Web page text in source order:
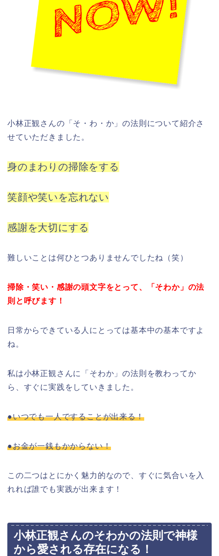
小林正観さんの「そ・わ・か」の法則について紹介さ
せていただきました。
身のまわりの掃除をする
笑顔や笑いを忘れない
感謝を大切にする
難しいことは何ひとつありませんでしたね（笑）
掃除・笑い・感謝の頭文字をとって、「そわか」の法
則と呼びます！
日常からできている人にとっては基本中の基本ですよ
ね。
私は小林正観さんに「そわか」の法則を教わってか
ら、すぐに実践をしていきました。
●いつでも一人ですることが出来る！
●お金が一銭もかからない！
この二つはとにかく魅力的なので、すぐに気合いを入
れれば誰でも実践が出来ます！
小林正観さんのそわかの法則で神様
から愛される存在になる！